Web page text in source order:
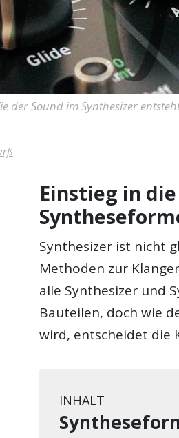
der Sound im Synthesizer
Einstieg in
Synthesizer ist nicht
Methoden zur
alle Synthesizer und
Bauteilen, doch wie
wird, entscheidet die
INHALT